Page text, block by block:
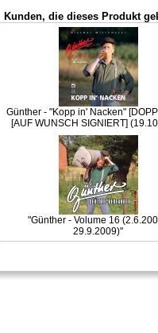
Kunden, die dieses Produkt
Günther - "Kopp in' Nacken"
[AUF WUNSCH SIGNIERT]
"Günther - Volume 16
29.9.2009)"